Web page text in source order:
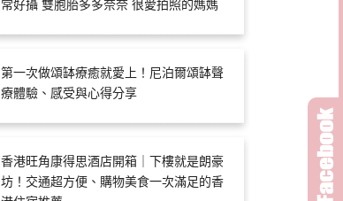
常好攝 雙胞胎多多奈奈 很愛拍照的媽媽
第一次做頌缽療癒就愛上！尼泊爾頌缽聲
療體驗、感受與心得分享
香港旺角康得思酒店開箱｜下樓就是朗豪
坊！交通超方便、購物美食一次滿足的香